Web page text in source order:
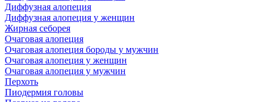
Диффузная алопеция
Диффузная алопеция у женщин
Жирная себорея
Очаговая алопеция
Очаговая алопеция бороды у мужчин
Очаговая алопеция у женщин
Очаговая алопеция у мужчин
Перхоть
Пиодермия головы